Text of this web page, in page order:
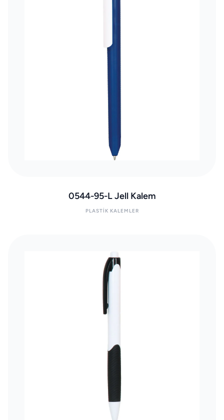
0544-95-L Jell Kalem
PLASTIK KALEMLER